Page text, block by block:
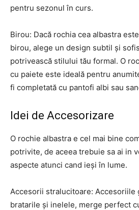
pentru sezonul în curs.
Birou: Dacă rochia cea albastra
birou, alege un design subtil și
potrivească stilului tău formal. O
cu paiete este ideală pentru
fi completată cu pantofi albi sau
Idei de Accesorizare
O rochie albastra e cel mai bine
potrivite, de aceea trebuie sa ai in
aspecte atunci cand ieși în lume.
Accesorii stralucitoare: Accesoriile
bratarile și inelele, merge perfect